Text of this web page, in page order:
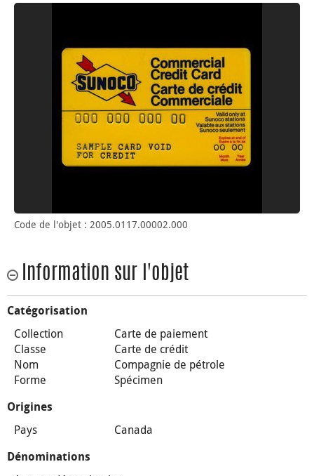
Code de l'objet : 2005.0117.00002.000
Information sur l'objet
Catégorisation
Collection
Carte de paiement
Classe
Carte de crédit
Nom
Compagnie de pétrole
Forme
Spécimen
Origines
Pays Canada
Dénominations